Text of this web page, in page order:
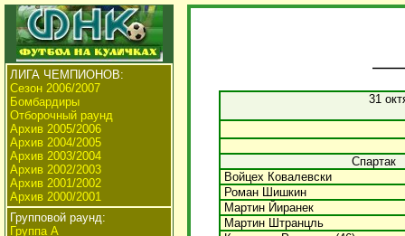
ЛИГА ЧЕМПИОНОВ:
Сезон 2006/2007
Бомбардиры
Отборочный раунд
Архив 2005/2006
Архив 2004/2005
Архив 2003/2004
Архив 2002/2003
Архив 2001/2002
Архив 2000/2001
Групповой раунд:
Группа А
31
Спартак
Войцех Ковалевски
Роман Шишкин
Мартин Йиранек
Мартин Штранцль